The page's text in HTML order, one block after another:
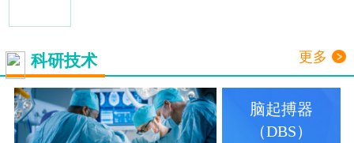
科研技术 更多
脑起搏器
（DBS）